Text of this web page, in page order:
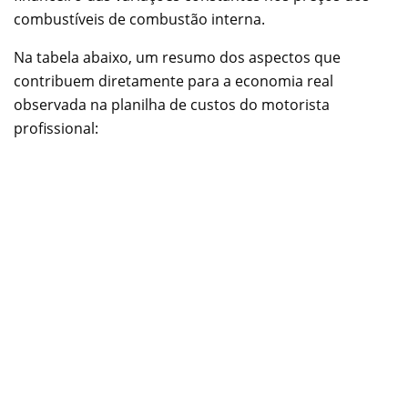
combustíveis de combustão interna.
Na tabela abaixo, um resumo dos aspectos que
contribuem diretamente para a economia real
observada na planilha de custos do motorista
profissional: